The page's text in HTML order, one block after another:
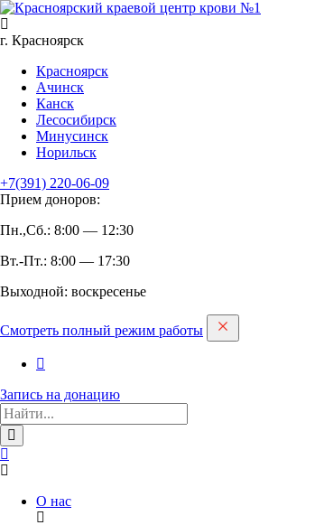
г. Красноярск
Красноярск
Ачинск
Канск
Лесосибирск
Минусинск
Норильск
+7(391) 220-06-09
Прием доноров:
Пн.,Сб.: 8:00 — 12:30
Вт.-Пт.: 8:00 — 17:30
Выходной: воскресенье
Смотреть полный режим работы
Запись на дoнацию
О нас